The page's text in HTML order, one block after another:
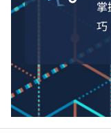
掌
巧